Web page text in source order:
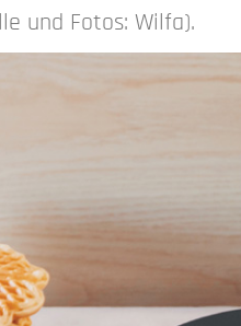
und Fotos: Wilfa).